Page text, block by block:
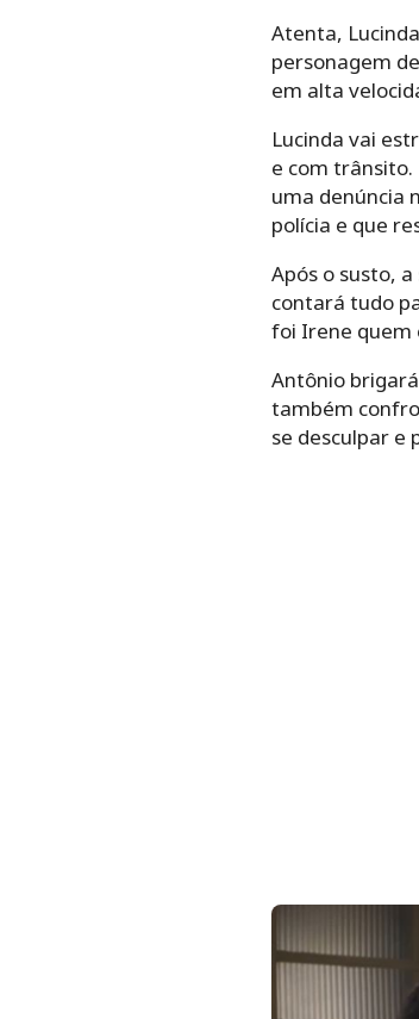
Atenta,
personagem
em alta
Lucinda vai
e com
uma denúncia
polícia e que
Após o susto,
contará tudo
foi Irene quem
Antônio
também
se desculpar e